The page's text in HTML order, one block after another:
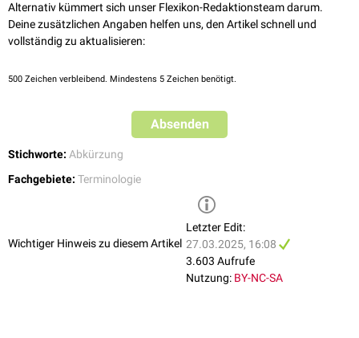
Alternativ kümmert sich unser Flexikon-Redaktionsteam darum.
Deine zusätzlichen Angaben helfen uns, den Artikel schnell und
vollständig zu aktualisieren:
500 Zeichen verbleibend. Mindestens 5 Zeichen benötigt.
Absenden
Stichworte: Abkürzung
Fachgebiete: Terminologie
Wichtiger Hinweis zu diesem Artikel
Letzter Edit:
27.03.2025, 16:08
3.603 Aufrufe
Nutzung: BY-NC-SA